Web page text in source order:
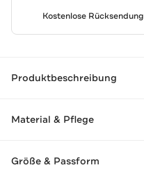
Kostenlose Rücksendung
Produktbeschreibung
Material & Pflege
Größe & Passform